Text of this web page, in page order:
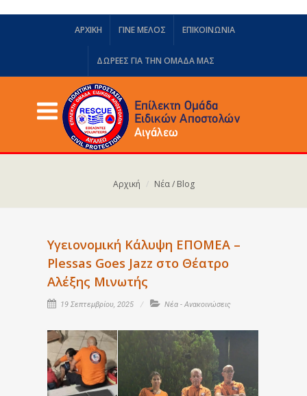
ΑΡΧΙΚΗ ΓΙΝΕ ΜΕΛΟΣ ΕΠΙΚΟΙΝΩΝΙΑ
ΔΩΡΕΈΣ ΓΙΑ ΤΗΝ ΟΜΆΔΑ ΜΑΣ
Αρχική Νέα / Blog
Υγειονομική Κάλυψη ΕΠΟΜΕΑ –
Plessas Goes Jazz στο Θέατρο
Αλέξης Μινωτής
19 Σεπτεμβρίου, 2025 Νέα - Ανακοινώσεις